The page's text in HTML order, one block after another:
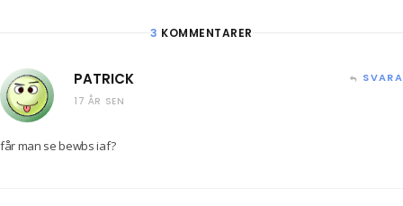
3 KOMMENTARER
PATRICK
17 ÅR SEN
SVARA
får man se bewbs iaf?